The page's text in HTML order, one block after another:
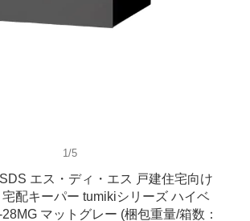
1/5
SDS エス・ディ・エス 戸建住宅向け
配キーパー tumikiシリーズ ハイベ
マットグレー (梱包重量/箱数：